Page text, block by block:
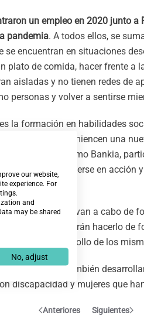
un empleo en 2020 junto
pandemia. A todos ellos, se
se encuentran en situaciones
plato de comida, hacer frente a
aisladas y no tienen redes de
personas y volver a sentirse
la formación en habilidades
comiencen una
de empresas como Bankia,
a ponerse en acción
trabajo.
talleres se llevan a cabo de
poder asistir podrán hacerlo de
para el desarrollo de los
desde 2015también
discapacidad y mujeres que
Anteriores Siguientes
our website,
experience. For
and
may be shared
No, adjust